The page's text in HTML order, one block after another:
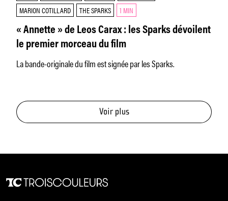
MARION COTILLARD
THE SPARKS 1 MIN
« Annette » de Leos Carax : les Sparks dévoilent
le premier morceau du film
La bande-originale du film est signée par les Sparks.
Voir plus